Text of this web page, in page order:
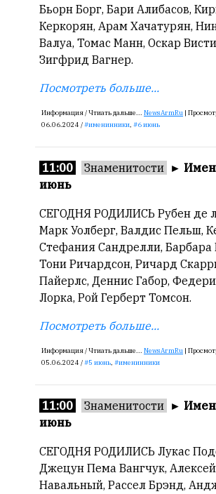
Бьорн Борг, Бари Алибасов,
Керкорян, Арам Хачатурян,
Валуа, Томас Манн, Оскар
Зигфрид Вагнер.
Посмотреть больше...
Информация /Чтиать дальше... NewsArmRu |
06.06.2024 /
именинники, 6 июнь
11:00 Знаменитости ►
июнь
СЕГОДНЯ РОДИЛИСЬ Рубен де
Марк Уолберг, Валдис Пельш,
Стефания Сандрелли, Барбара
Тони Ричардсон, Ричард
Пайерлс, Деннис Габор,
Лорка, Рой Герберт Томсон.
Посмотреть больше...
Информация /Чтиать дальше... NewsArmRu |
05.06.2024 /
5 июнь, именинники
11:00 Знаменитости ►
июнь
СЕГОДНЯ РОДИЛИСЬ Лукас
Джецун Пема Вангчук, Алексей
Навальный, Рассел Брэнд,